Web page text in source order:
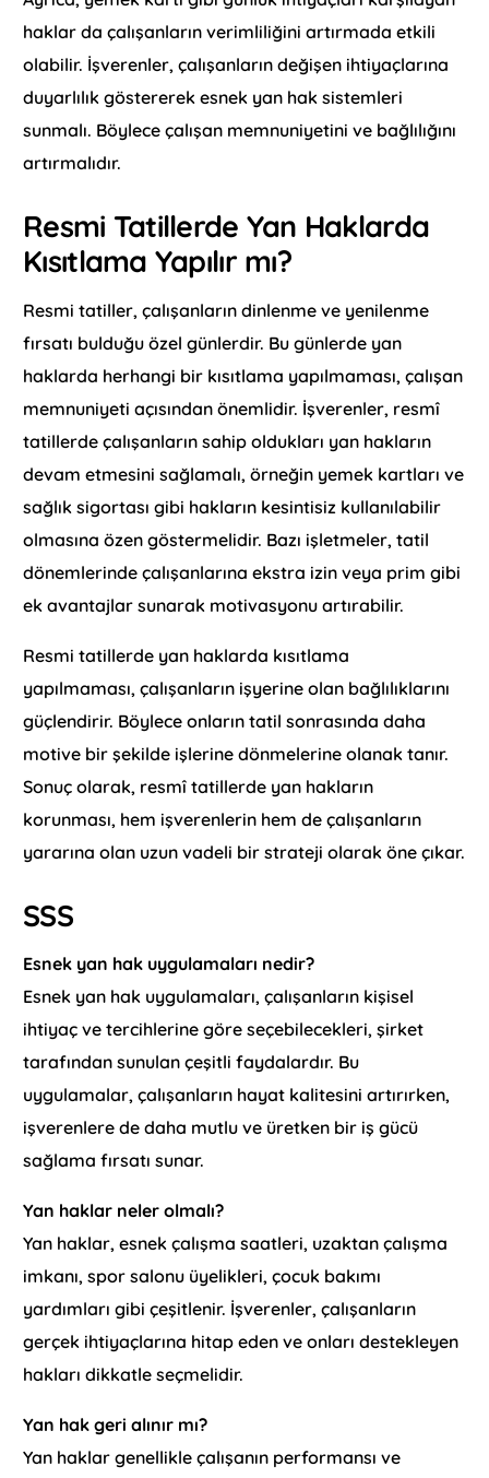
haklar da çalışanların verimliliğini artırmada etkili
olabilir. İşverenler, çalışanların değişen ihtiyaçlarına
duyarlılık göstererek esnek yan hak sistemleri
sunmalı. Böylece çalışan memnuniyetini ve bağlılığını
artırmalıdır.
Resmi Tatillerde Yan Haklarda
Kısıtlama Yapılır mı?
Resmi tatiller, çalışanların dinlenme ve yenilenme
fırsatı bulduğu özel günlerdir. Bu günlerde yan
haklarda herhangi bir kısıtlama yapılmaması, çalışan
memnuniyeti açısından önemlidir. İşverenler, resmî
tatillerde çalışanların sahip oldukları yan hakların
devam etmesini sağlamalı, örneğin yemek kartları ve
sağlık sigortası gibi hakların kesintisiz kullanılabilir
olmasına özen göstermelidir. Bazı işletmeler, tatil
dönemlerinde çalışanlarına ekstra izin veya prim gibi
ek avantajlar sunarak motivasyonu artırabilir.
Resmi tatillerde yan haklarda kısıtlama
yapılmaması, çalışanların işyerine olan bağlılıklarını
güçlendirir. Böylece onların tatil sonrasında daha
motive bir şekilde işlerine dönmelerine olanak tanır.
Sonuç olarak, resmî tatillerde yan hakların
korunması, hem işverenlerin hem de çalışanların
yararına olan uzun vadeli bir strateji olarak öne çıkar.
SSS
Esnek yan hak uygulamaları nedir?
Esnek yan hak uygulamaları, çalışanların kişisel
ihtiyaç ve tercihlerine göre seçebilecekleri, şirket
tarafından sunulan çeşitli faydalardır. Bu
uygulamalar, çalışanların hayat kalitesini artırırken,
işverenlere de daha mutlu ve üretken bir iş gücü
sağlama fırsatı sunar.
Yan haklar neler olmalı?
Yan haklar, esnek çalışma saatleri, uzaktan çalışma
imkanı, spor salonu üyelikleri, çocuk bakımı
yardımları gibi çeşitlenir. İşverenler, çalışanların
gerçek ihtiyaçlarına hitap eden ve onları destekleyen
hakları dikkatle seçmelidir.
Yan hak geri alınır mı?
Yan haklar genellikle çalışanın performansı ve